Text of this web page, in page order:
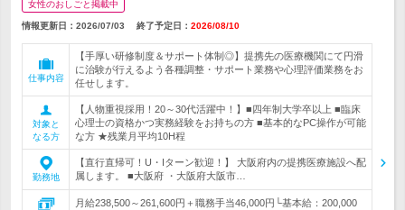
女性のおしごと掲載中
情報更新日：2026/07/03 終了予定日： 2026/08/10
仕事内容
【手厚い研修制度＆サポート体制◎】提携先の医療機関にて円滑
に治験が行えるよう各種調整・サポート業務や心理評価業務をお
任せします。
対象と
なる方
【人物重視採用！20～30代活躍中！】■四年制大学卒以上 ■臨床
心理士の資格かつ実務経験をお持ちの方 ■基本的なPC操作が可能
な方 ★残業月平均10H程
勤務地
【直行直帰可！U・Iターン歓迎！】 大阪府内の提携医療施設へ配
属します。 ■大阪府 ・大阪府大阪市…
月給238,500～261,600円＋職務手当46,000円└基本給：200,000